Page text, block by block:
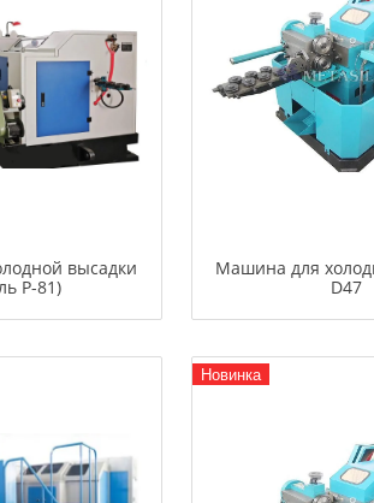
высадки
P-81)
Машина для
D47
Новинка